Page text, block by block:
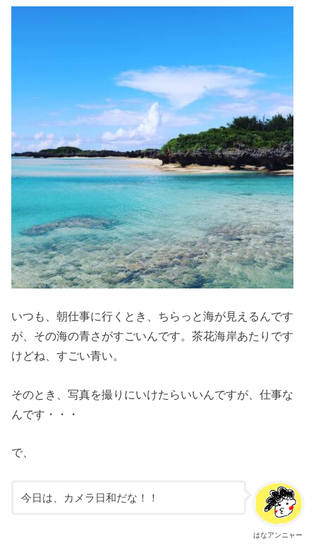
いつも、朝仕事に行くとき、ちらっと海が見えるんです
が、その海の青さがすごいんです。茶花海岸あたりです
けどね、すごい青い。
そのとき、写真を撮りにいけたらいいんですが、仕事な
んです・・・
で、
はなアンニャー
今日は、カメラ日和だな！！